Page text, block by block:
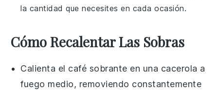
la cantidad que necesites en cada ocasión.
Cómo Recalentar Las Sobras
Calienta el café sobrante en una cacerola a
fuego medio, removiendo constantemente